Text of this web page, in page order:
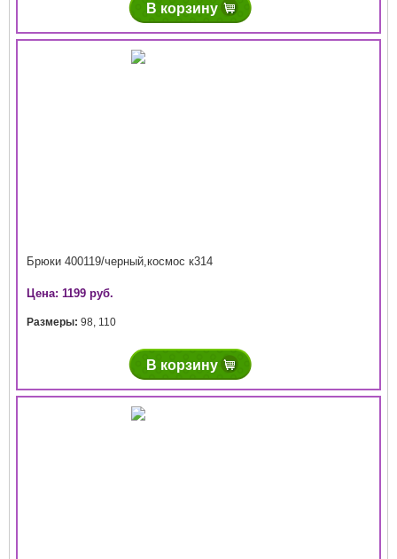
В корзину
Брюки 400119/черный,космос к314
Цена: 1199 руб.
Размеры: 98, 110
В корзину